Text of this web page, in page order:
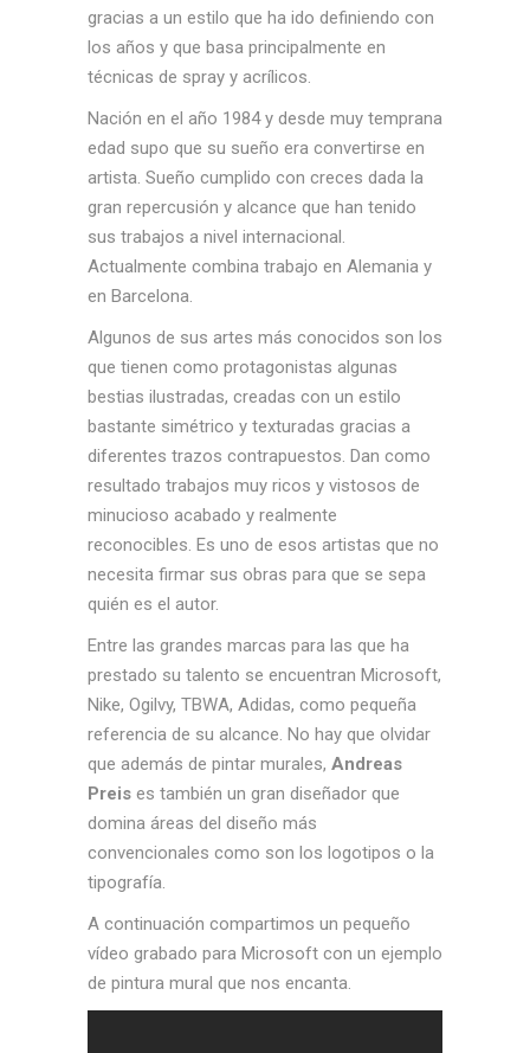
gracias a un estilo que ha ido definiendo con
los años y que basa principalmente en
técnicas de spray y acrílicos.
Nación en el año 1984 y desde muy temprana
edad supo que su sueño era convertirse en
artista. Sueño cumplido con creces dada la
gran repercusión y alcance que han tenido
sus trabajos a nivel internacional.
Actualmente combina trabajo en Alemania y
en Barcelona.
Algunos de sus artes más conocidos son los
que tienen como protagonistas algunas
bestias ilustradas, creadas con un estilo
bastante simétrico y texturadas gracias a
diferentes trazos contrapuestos. Dan como
resultado trabajos muy ricos y vistosos de
minucioso acabado y realmente
reconocibles. Es uno de esos artistas que no
necesita firmar sus obras para que se sepa
quién es el autor.
Entre las grandes marcas para las que ha
prestado su talento se encuentran Microsoft,
Nike, Ogilvy, TBWA, Adidas, como pequeña
referencia de su alcance. No hay que olvidar
que además de pintar murales, Andreas
Preis es también un gran diseñador que
domina áreas del diseño más
convencionales como son los logotipos o la
tipografía.
A continuación compartimos un pequeño
vídeo grabado para Microsoft con un ejemplo
de pintura mural que nos encanta.